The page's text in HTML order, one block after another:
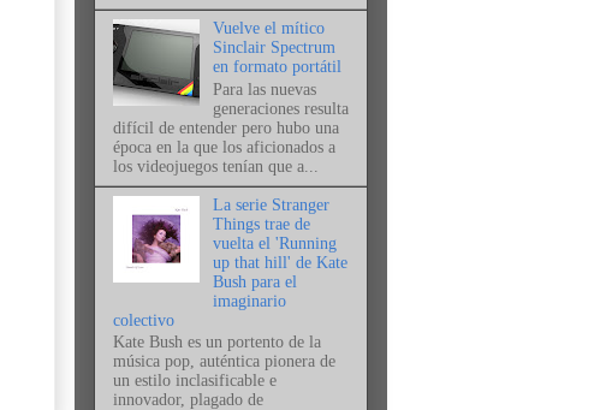
Vuelve el mítico
Sinclair Spectrum
en formato portátil
Para las nuevas
generaciones resulta
difícil de entender pero hubo una
época en la que los aficionados a
los videojuegos tenían que a...
La serie Stranger
Things trae de
vuelta el 'Running
up that hill' de Kate
Bush para el
imaginario
colectivo
Kate Bush es un portento de la
música pop, auténtica pionera de
un estilo inclasificable e
innovador, plagado de